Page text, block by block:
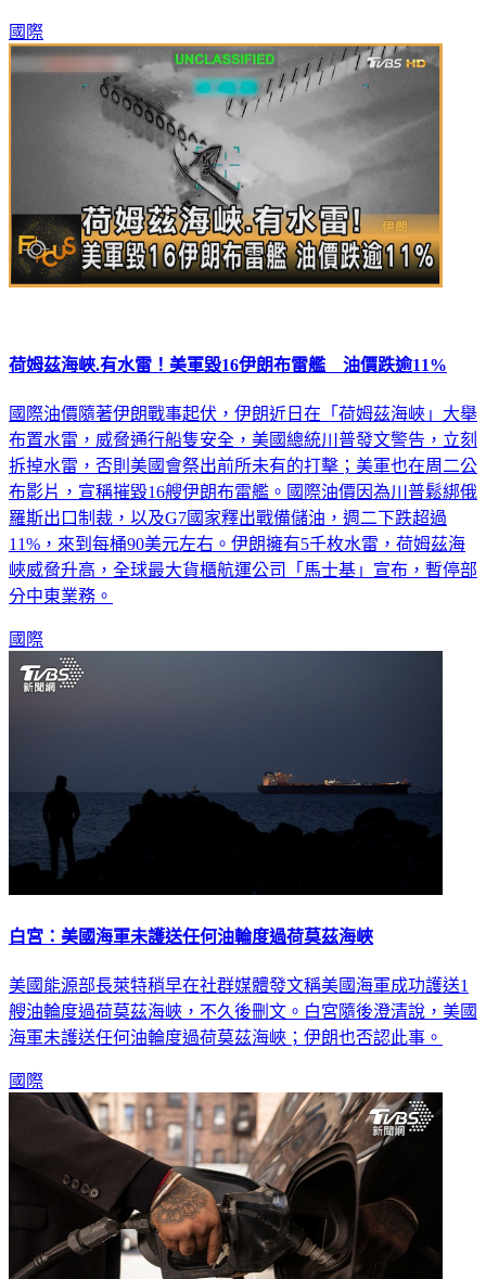
國際
荷姆茲海峽.有水雷！美軍毀16伊朗布雷艦 油價跌逾11%
國際油價隨著伊朗戰事起伏，伊朗近日在「荷姆茲海峽」大舉
布置水雷，威脅通行船隻安全，美國總統川普發文警告，立刻
拆掉水雷，否則美國會祭出前所未有的打擊；美軍也在周二公
布影片，宣稱摧毀16艘伊朗布雷艦。國際油價因為川普鬆綁俄
羅斯出口制裁，以及G7國家釋出戰備儲油，週二下跌超過
11%，來到每桶90美元左右。伊朗擁有5千枚水雷，荷姆茲海
峽威脅升高，全球最大貨櫃航運公司「馬士基」宣布，暫停部
分中東業務。
國際
白宮：美國海軍未護送任何油輪度過荷莫茲海峽
美國能源部長萊特稍早在社群媒體發文稱美國海軍成功護送1
艘油輪度過荷莫茲海峽，不久後刪文。白宮隨後澄清說，美國
海軍未護送任何油輪度過荷莫茲海峽；伊朗也否認此事。
國際